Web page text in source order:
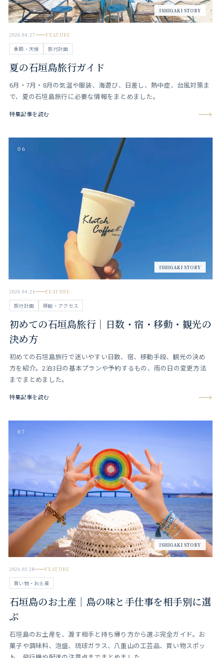
ISHIGAKI STORY
2026.04.27 FEATURE
季節・天候 旅行計画
夏の石垣島旅行ガイド
6月・7月・8月の気温や服装、海遊び、日差し、熱中症、台風対策ま
で、夏の石垣島旅行に必要な情報をまとめました。
特集記事を読む
06
ISHIGAKI STORY
2026.04.21 FEATURE
旅行計画 移動・アクセス
初めての石垣島旅行｜日数・宿・移動・観光の
決め方
初めての石垣島旅行で迷いやすい日数、宿、移動手段、観光の決め
方を紹介。2泊3日の基本プランや予約するもの、雨の日の変更方法
までまとめました。
特集記事を読む
07
ISHIGAKI STORY
2026.03.28 FEATURE
買い物・お土産
石垣島のお土産｜島の味と手仕事を相手別に選
ぶ
石垣島のお土産を、渡す相手と持ち帰り方から選ぶ完全ガイド。お
菓子や調味料、泡盛、琉球ガラス、八重山の工芸品、買い物スポッ